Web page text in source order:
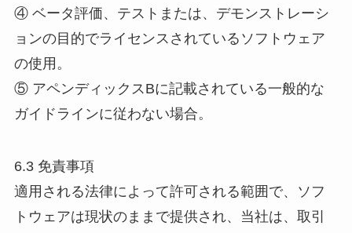
④ ベータ評価、テストまたは、デモンストレーシ
ョンの目的でライセンスされているソフトウェア
の使用。
⑤ アペンディックスBに記載されている一般的な
ガイドラインに従わない場合。
6.3 免責事項
適用される法律によって許可される範囲で、ソフ
トウェアは現状のままで提供され、当社は、取引